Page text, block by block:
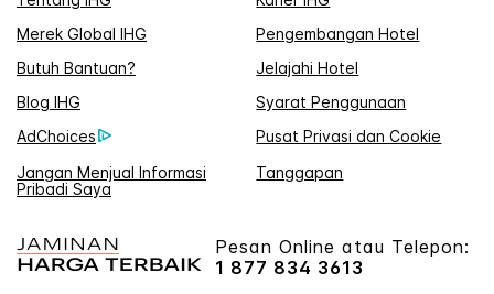
Merek Global IHG
Pengembangan Hotel
Butuh Bantuan?
Jelajahi Hotel
Blog IHG
Syarat Penggunaan
AdChoices
Pusat Privasi dan Cookie
Jangan Menjual Informasi
Pribadi Saya
Tanggapan
Pesan Online atau Telepon:
1 877 834 3613